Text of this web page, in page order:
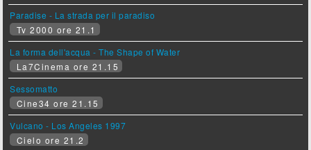
Paradise - La strada per il paradiso
Tv 2000 ore 21.1
La forma dell'acqua - The Shape of Water
La7Cinema ore 21.15
Sessomatto
Cine34 ore 21.15
Vulcano - Los Angeles 1997
Cielo ore 21.2